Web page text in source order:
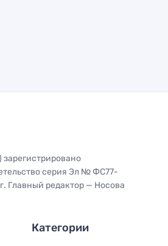
зарегистрировано
серия Эл № ФС77-
Главный редактор — Носова
Категории